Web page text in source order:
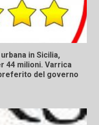
in Sicilia,
44 milioni. Varrica
del governo